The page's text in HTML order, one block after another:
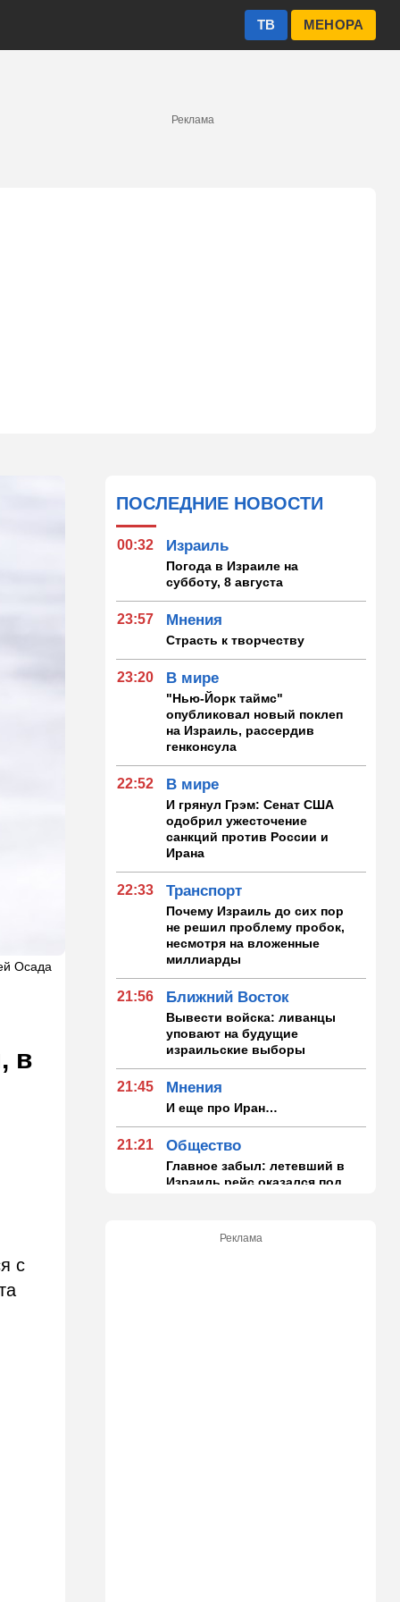
МЕНОРА
ТВ
Реклама
Осада
в
с
ПОСЛЕДНИЕ НОВОСТИ
00:32 Израиль
Погода в Израиле на
субботу, 8 августа
23:57 Мнения
Страсть к творчеству
23:20 В мире
"Нью-Йорк таймс"
опубликовал новый поклеп
на Израиль, рассердив
генконсула
22:52 В мире
И грянул Грэм: Сенат США
одобрил ужесточение
санкций против России и
Ирана
22:33 Транспорт
Почему Израиль до сих пор
не решил проблему пробок,
несмотря на вложенные
миллиарды
21:56 Ближний Восток
Вывести войска: ливанцы
уповают на будущие
израильские выборы
21:45 Мнения
И еще про Иран…
21:21 Общество
Главное забыл: летевший в
Израиль рейс оказался под
ИзраильРеклама